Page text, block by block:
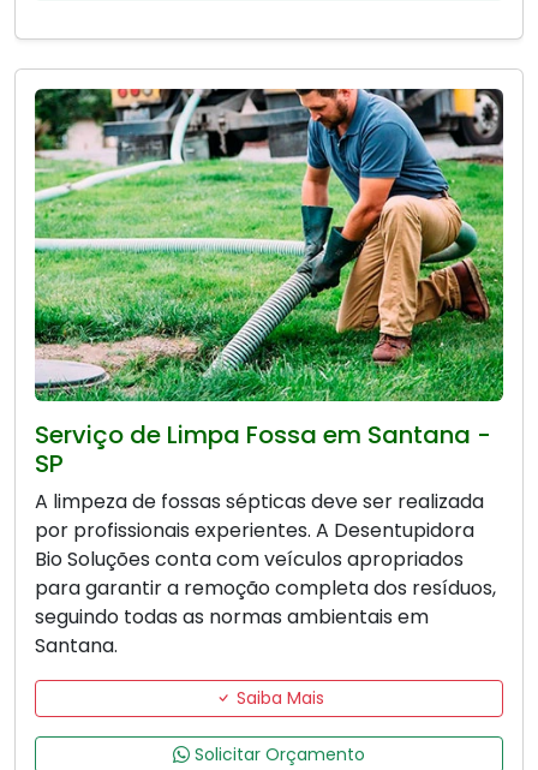
Serviço de Limpa Fossa em Santana -
SP
A limpeza de fossas sépticas deve ser realizada
por profissionais experientes. A Desentupidora
Bio Soluções conta com veículos apropriados
para garantir a remoção completa dos resíduos,
seguindo todas as normas ambientais em
Santana.
Saiba Mais
Solicitar Orçamento